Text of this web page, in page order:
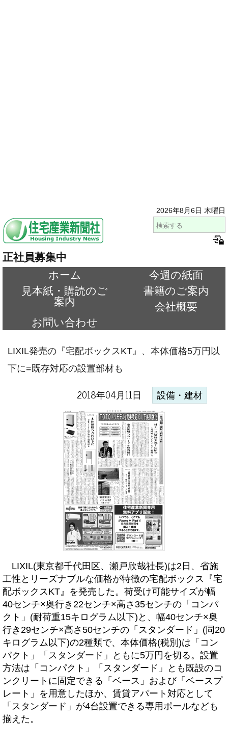
2026年8月6日 木曜日
正社員募集中
ホーム
今週の紙面
見本紙・購読のご
案内
書籍のご案内
会社概要
お問い合わせ
LIXIL発売の『宅配ボックスKT』、本体価格5万円以
下に=既存対応の設置部材も
2018年04月11日 設備・建材
LIXIL(東京都千代田区、瀬戸欣哉社長)は2日、省施
工性とリーズナブルな価格が特徴の宅配ボックス『宅
配ボックスKT』を発売した。荷受け可能サイズが幅
40センチ×奥行き22センチ×高さ35センチの「コンパ
クト」(耐荷重15キログラム以下)と、幅40センチ×奥
行き29センチ×高さ50センチの「スタンダード」(同20
キログラム以下)の2種類で、本体価格(税別)は「コン
パクト」「スタンダード」ともに5万円を切る。設置
方法は「コンパクト」「スタンダード」とも既設のコ
ンクリートに固定できる「ベース」および「ベースプ
レート」を用意したほか、賃貸アパート対応として
「スタンダード」が4台設置できる専用ポールなども
揃えた。